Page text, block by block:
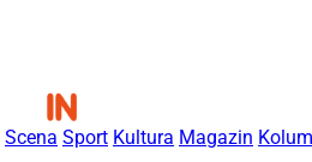
Scena Sport Kultura Magazin